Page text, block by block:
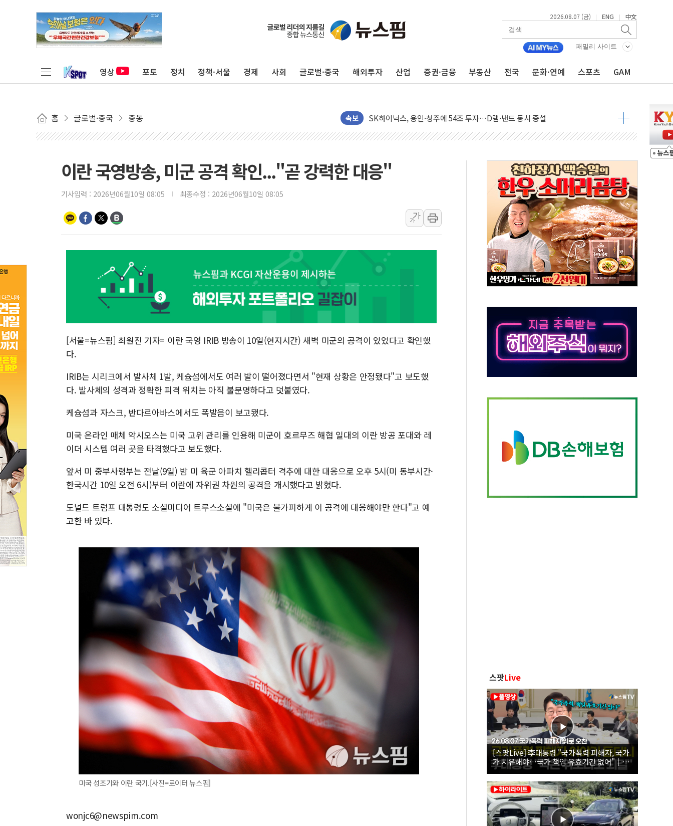
2026.08.07 (금) | ENG | 中文
패밀리 사이트
영상 포토 정치 정책·서울 경제 사회 글로벌·중국 해외투자 산업 증권·금융 부동산 전국 문화·연예 스포츠 GAM
홈 글로벌·중국 중동 속보
서울 노원 40.2도…8년 만에 서울서 40도 넘어
한전, 한전기술지주 출범…에너지 유니콘기업 본격 육성
[중국증시 마감] CPO∙PCB∙CRO가 이끈 '기술주 상승장'
[ETF 시황] 2차전지 ETF 급등, SK하이닉스 레버리지는 급락
SK증권, 비대면 고객 대상 '수수료 평생 우대' 이벤트 진행
통합위, 'AI 포용사회'·'청년 자산격차 해소' 특위 출범…"소외되는 계층 없도록"
코웨이, 2분기 영업익 2532억…신제품 효과에 실적 호조
[마감시황] 코스피, 7주 연속 하락…외국인 매도에 6258.77
중수청 임용설명회에 검사 110명 등 1100명 참석...인사·처우 관심
[컨콜] 롯데케미칼, "하반기 기초화학 가격 강세 완화"
안동 송천동 양봉장 화재 야산으로 확산...헬기 3대 투입 진화 중
컴투스, 제우스: 오만의 신 쇼케이스
취재진 질의에 답하는 김태우 에이버튼 CD
[일본 증시] 닛케이, 레이저텍·SBG 실적 우려에 이틀째 하락...토픽스는 상승
[인사] 외교부
롯데케미칼, 2분기 영업익 1101억 '흑자전환'
이란 국영방송, 미군 공격 확인..."곧 강력한 대응"
기사입력 : 2026년06월10일 08:05 최종수정 : 2026년06월10일 08:05
가
가
[서울=뉴스핌] 최원진 기자= 이란 국영 IRIB 방송이 10일(현지시간) 새벽 미군의 공격이 있었다고 확인했
다.
IRIB는 시리크에서 발사체 1발, 케슘섬에서도 여러 발이 떨어졌다면서 "현재 상황은 안정됐다"고 보도했
다. 발사체의 성격과 정확한 피격 위치는 아직 불분명하다고 덧붙였다.
케슘섬과 자스크, 반다르아바스에서도 폭발음이 보고됐다.
미국 온라인 매체 악시오스는 미국 고위 관리를 인용해 미군이 호르무즈 해협 일대의 이란 방공 포대와 레
이더 시스템 여러 곳을 타격했다고 보도했다.
앞서 미 중부사령부는 전날(9일) 밤 미 육군 아파치 헬리콥터 격추에 대한 대응으로 오후 5시(미 동부시간·
한국시간 10일 오전 6시)부터 이란에 자위권 차원의 공격을 개시했다고 밝혔다.
도널드 트럼프 대통령도 소셜미디어 트루스소셜에 "미국은 불가피하게 이 공격에 대응해야만 한다"고 예
고한 바 있다.
미국 성조기와 이란 국기.[사진=로이터 뉴스핌]
wonjc6@newspim.com
스팟Live
[스팟Live] 李대통령 "국가폭력 피해자, 국가
가 치유해야…국가 책임 유효기간 없어"｜
26.08.07 국가폭력 피해자 위로 오찬